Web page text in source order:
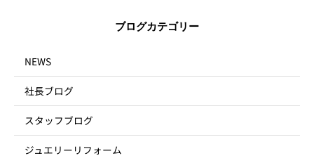
ブログカテゴリー
NEWS
社長ブログ
スタッフブログ
ジュエリーリフォーム